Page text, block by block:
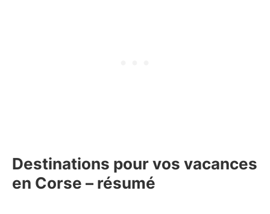
Destinations pour vos vacances
en Corse – résumé